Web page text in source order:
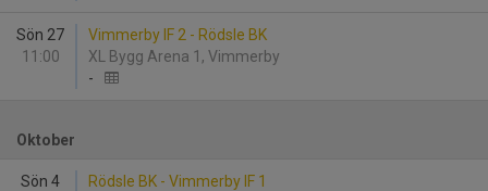
Sön 27
11:00
Vimmerby IF 2 - Rödsle BK
XL Bygg Arena 1, Vimmerby
-
Oktober
Sön 4
Rödsle BK - Vimmerby IF 1